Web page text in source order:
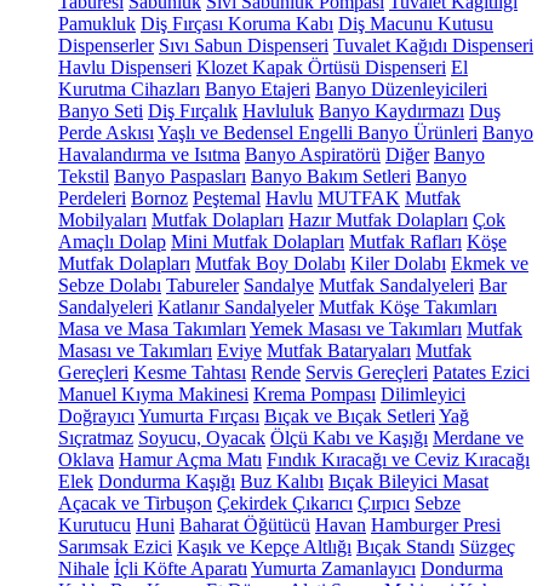
Pamukluk Diş Fırçası Koruma Kabı Diş Macunu Kutusu
Dispenserler Sıvı Sabun Dispenseri Tuvalet Kağıdı Dispenseri
Havlu Dispenseri Klozet Kapak Örtüsü Dispenseri El
Kurutma Cihazları Banyo Etajeri Banyo Düzenleyicileri
Banyo Seti Diş Fırçalık Havluluk Banyo Kaydırmazı Duş
Perde Askısı Yaşlı ve Bedensel Engelli Banyo Ürünleri Banyo
Havalandırma ve Isıtma Banyo Aspiratörü Diğer Banyo
Tekstil Banyo Paspasları Banyo Bakım Setleri Banyo
Perdeleri Bornoz Peştemal Havlu MUTFAK Mutfak
Mobilyaları Mutfak Dolapları Hazır Mutfak Dolapları Çok
Amaçlı Dolap Mini Mutfak Dolapları Mutfak Rafları Köşe
Mutfak Dolapları Mutfak Boy Dolabı Kiler Dolabı Ekmek ve
Sebze Dolabı Tabureler Sandalye Mutfak Sandalyeleri Bar
Sandalyeleri Katlanır Sandalyeler Mutfak Köşe Takımları
Masa ve Masa Takımları Yemek Masası ve Takımları Mutfak
Masası ve Takımları Eviye Mutfak Bataryaları Mutfak
Gereçleri Kesme Tahtası Rende Servis Gereçleri Patates Ezici
Manuel Kıyma Makinesi Krema Pompası Dilimleyici
Doğrayıcı Yumurta Fırçası Bıçak ve Bıçak Setleri Yağ
Sıçratmaz Soyucu, Oyacak Ölçü Kabı ve Kaşığı Merdane ve
Oklava Hamur Açma Matı Fındık Kıracağı ve Ceviz Kıracağı
Elek Dondurma Kaşığı Buz Kalıbı Bıçak Bileyici Masat
Açacak ve Tirbuşon Çekirdek Çıkarıcı Çırpıcı Sebze
Kurutucu Huni Baharat Öğütücü Havan Hamburger Presi
Sarımsak Ezici Kaşık ve Kepçe Altlığı Bıçak Standı Süzgeç
Nihale İçli Köfte Aparatı Yumurta Zamanlayıcı Dondurma